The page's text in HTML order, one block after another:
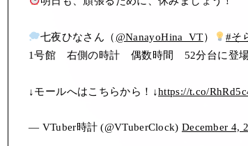
七夜ひなさん（@NanayoHina_VT） #そ
1号館 右側の時計 偶数時間 52分台に登
↓モールへはこちらから！↓https://t.co/
— VTuber時計 (@VTuberClock) December 4,